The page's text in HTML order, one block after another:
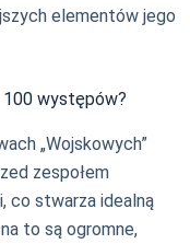
elementów jego
100 występów?
„Wojskowych”
zespołem
co stwarza idealną
to są ogromne,